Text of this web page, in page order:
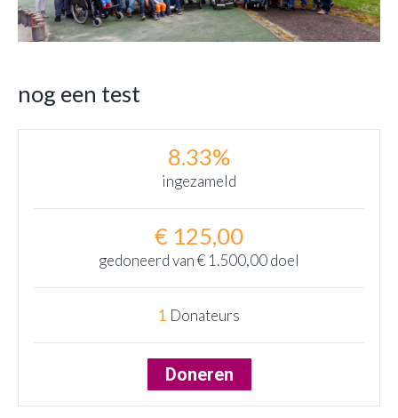
nog een test
8.33%
ingezameld
€ 125,00
gedoneerd van€ 1.500,00doel
1 Donateurs
Doneren